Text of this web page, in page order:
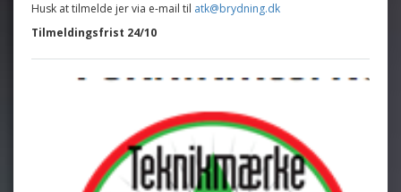
Husk at tilmelde jer via e-mail til atk@brydning.dk
Tilmeldingsfrist 24/10